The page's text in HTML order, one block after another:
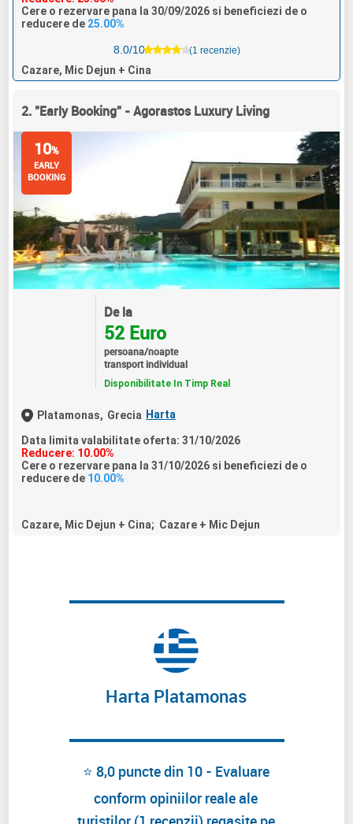
Cere o rezervare pana la 30/09/2026 si beneficiezi de o
reducere de 25.00%
8.0/10 (1 recenzie)
Cazare, Mic Dejun + Cina
2. "Early Booking" - Agorastos Luxury Living
10%
EARLY
BOOKING
De la
52 Euro
persoana/noapte
transport individual
Disponibilitate In Timp Real
Platamonas, Grecia Harta
Data limita valabilitate oferta: 31/10/2026
Reducere: 10.00%
Cere o rezervare pana la 31/10/2026 si beneficiezi de o
reducere de 10.00%
Cazare, Mic Dejun + Cina; Cazare + Mic Dejun
Harta Platamonas
⭐ 8,0 puncte din 10 - Evaluare
conform opiniilor reale ale